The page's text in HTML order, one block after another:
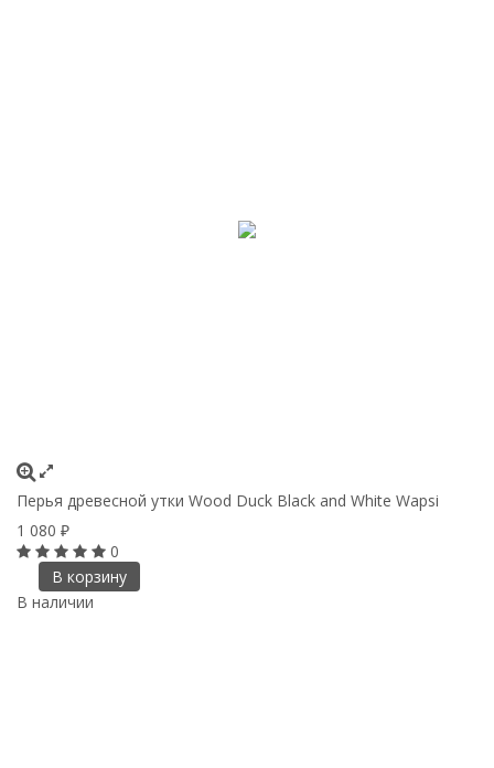
Перья древесной утки Wood Duck Black and White Wapsi
1 080 ₽
0
В корзину
В наличии